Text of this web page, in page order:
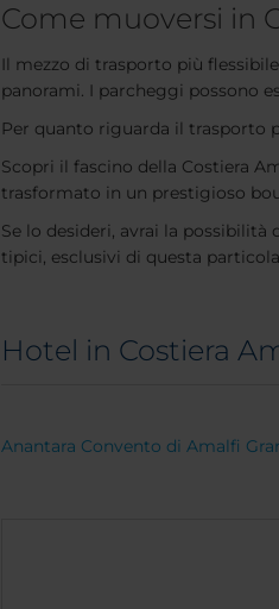
Come muoversi in
Il mezzo di trasporto più
panorami. I parcheggi possono
Per quanto riguarda il trasporto
Scopri il fascino della Costiera
trasformato in un prestigioso
Se lo desideri, avrai la
tipici, esclusivi di questa
Hotel in Costiera
Anantara Convento di Amalfi